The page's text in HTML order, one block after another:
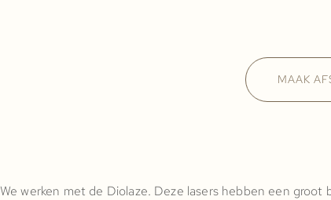
MAAK
We werken met de Diolaze. Deze lasers hebben een